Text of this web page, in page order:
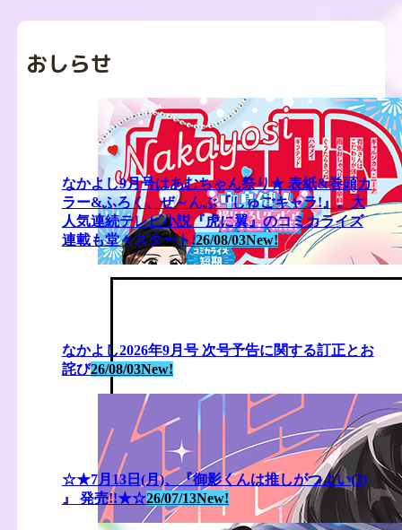
おしらせ
なかよし9月号はあむちゃん祭り★ 表紙&巻頭カ
ラー&ふろく、ぜ～んぶ『しゅごキャラ!』。大
人気連続テレビ小説『虎に翼』のコミカライズ
連載も堂々スタート!26/08/03New!
なかよし2026年9月号 次号予告に関する訂正とお
詫び26/08/03New!
☆★7月13日(月)、『御影くんは推しがつよい(3)
』 発売!!★☆26/07/13New!